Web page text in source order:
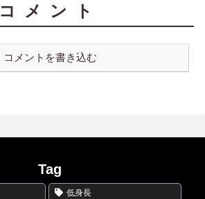
コメント
コメントを書き込む
Tag
低身長